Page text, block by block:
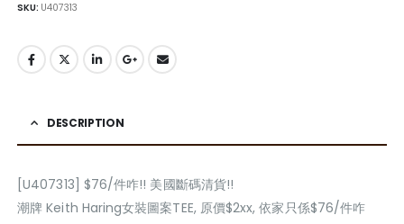
SKU: U407313
DESCRIPTION
[U407313] $76/件咋!! 美國斷碼清貨!!
潮牌 Keith Haring女裝圖案TEE, 原價$2xx, 依家只係$76/件咋